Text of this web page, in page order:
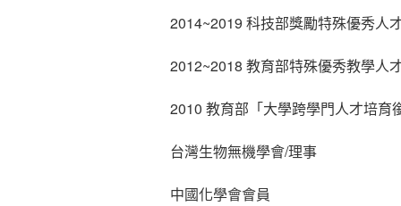
2014~2019 科技部獎勵特殊優秀人
2012~2018 教育部特殊優秀教學人
2010 教育部「大學跨學門人才培育
台灣生物無機學會/理事
中國化學會會員